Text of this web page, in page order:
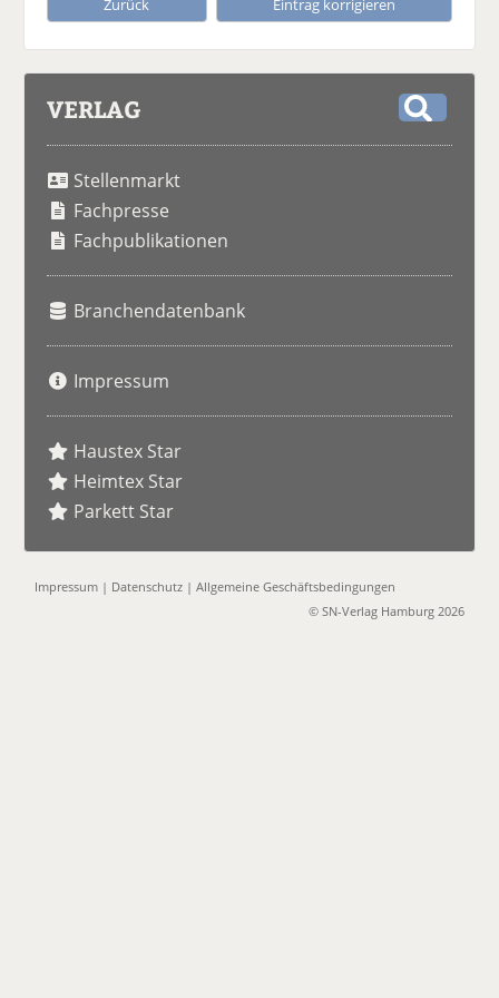
Zurück Eintrag korrigieren
VERLAG
Stellenmarkt
Fachpresse
Fachpublikationen
Branchendatenbank
Impressum
Haustex Star
Heimtex Star
Parkett Star
Impressum | Datenschutz |Allgemeine Geschäftsbedingungen
© SN-Verlag Hamburg 2026